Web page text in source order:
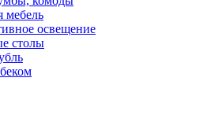
мебель
освещение
столы